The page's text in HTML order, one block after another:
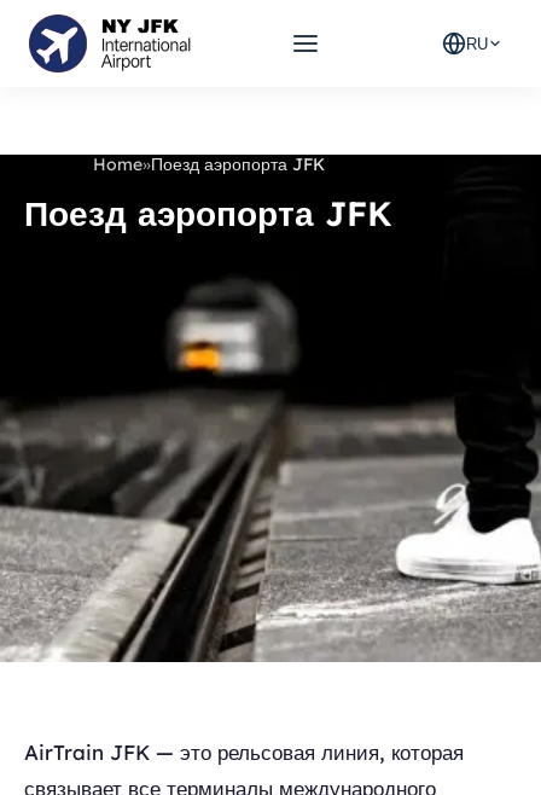
RU
Home»Поезд аэропорта JFK
Поезд аэропорта JFK
AirTrain JFK — это рельсовая линия, которая
связывает все терминалы международного